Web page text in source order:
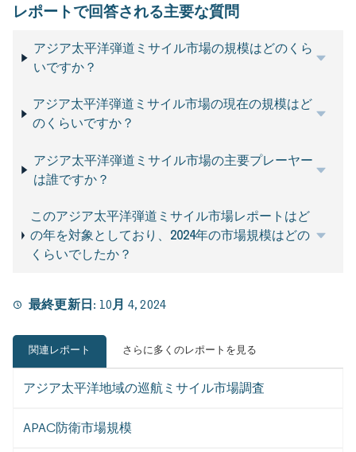
レポートで回答される主要な質問
アジア太平洋弾道ミサイル市場の規模はどのくら
いですか？
アジア太平洋弾道ミサイル市場の現在の規模はど
のくらいですか？
アジア太平洋弾道ミサイル市場の主要プレーヤー
は誰ですか？
このアジア太平洋弾道ミサイル市場レポートはど
の年を対象としており、2024年の市場規模はどの
くらいでしたか？
最終更新日: 10月 4, 2024
関連レポート さらに多くのレポートを見る
アジア太平洋地域の巡航ミサイル市場調査
APAC防衛市場規模